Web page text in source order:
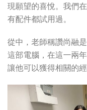
現願望的喜悅。我們
有配件都試用過。
從中，老師稱讚尚融
這部電腦，在這一兩
讓他可以獲得相關的